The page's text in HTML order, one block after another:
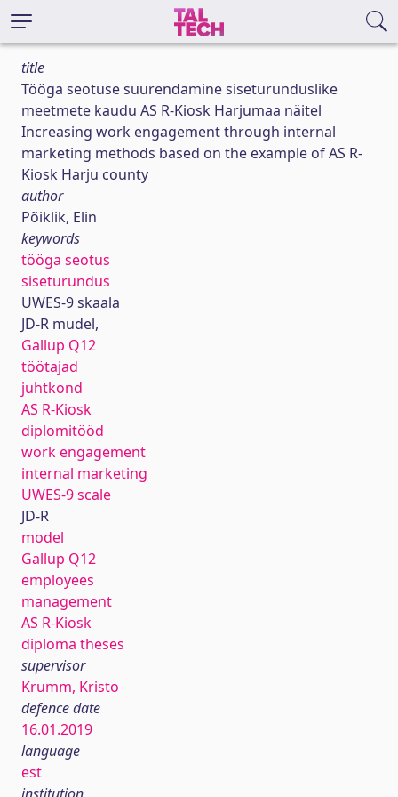
title
Tööga seotuse suurendamine siseturunduslike
meetmete kaudu AS R-Kiosk Harjumaa näitel
Increasing work engagement through internal
marketing methods based on the example of AS R-
Kiosk Harju county
author
Põiklik, Elin
keywords
tööga seotus
siseturundus
UWES-9 skaala
JD-R mudel,
Gallup Q12
töötajad
juhtkond
AS R-Kiosk
diplomitööd
work engagement
internal marketing
UWES-9 scale
JD-R
model
Gallup Q12
employees
management
AS R-Kiosk
diploma theses
supervisor
Krumm, Kristo
defence date
16.01.2019
language
est